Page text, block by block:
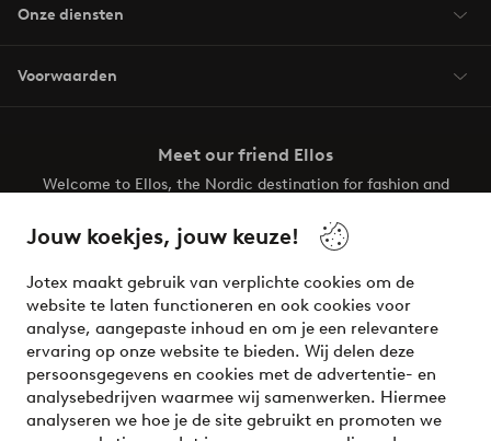
Jouw koekjes, jouw keuze!
Jotex maakt gebruik van verplichte cookies om de
website te laten functioneren en ook cookies voor
analyse, aangepaste inhoud en om je een relevantere
ervaring op onze website te bieden. Wij delen deze
persoonsgegevens en cookies met de advertentie- en
analysebedrijven waarmee wij samenwerken. Hiermee
analyseren we hoe je de site gebruikt en promoten we
Onze diensten
Voorwaarden
Meet our friend Ellos
Welcome to Ellos, the Nordic destination for fashion and
your wardrobe. Your next inspiring look is here!
Veilig betalen - Nu betalen of opsplitsen
Wil je meer weten over onze betaalopties?